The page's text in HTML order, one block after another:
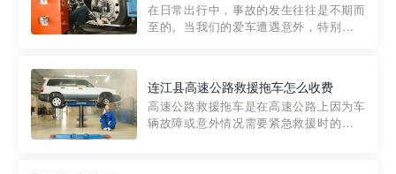
在日常出行中，事故的发生往往是不期而
至的。当我们的爱车遭遇意外，特别是在
细解析一下市区事故救援拖车的收费标
准，以及在选用拖车服务时应注...
连江县高速公路救援拖车怎么收费
高速公路救援拖车是在高速公路上因为车
辆故障或意外情况需要紧急救援时的必备